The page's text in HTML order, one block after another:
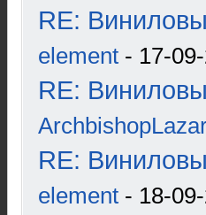
RE:
element - 17-
RE:
RE:
element - 18-